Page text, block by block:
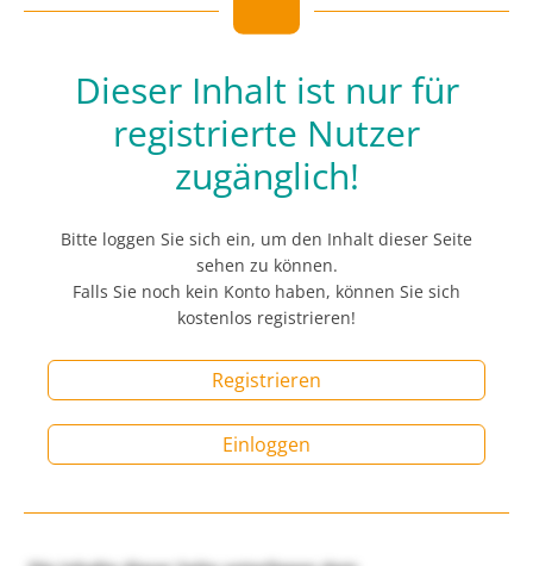
Dieser Inhalt ist nur für
registrierte Nutzer
zugänglich!
Bitte loggen Sie sich ein, um den Inhalt dieser Seite
sehen zu können.
Falls Sie noch kein Konto haben, können Sie sich
kostenlos registrieren!
Registrieren
Einloggen